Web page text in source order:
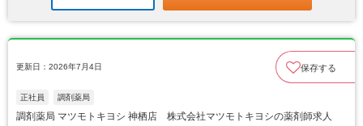
更新日：2026年7月4日 保存する
正社員 調剤薬局
調剤薬局 マツモトキヨシ 神栖店 株式会社マツモトキヨシの薬剤師求人